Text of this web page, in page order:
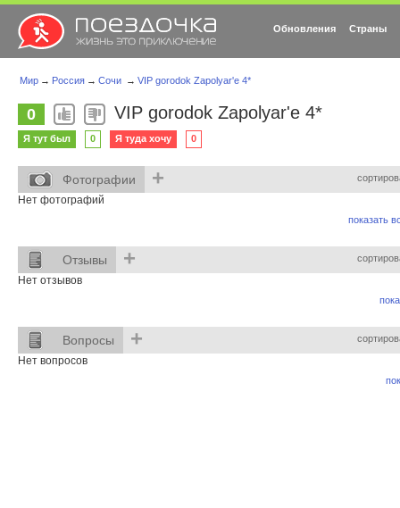
Обновления Страны
Мир → Россия → Сочи → VIP gorodok Zapolyar'e 4*
0 VIP gorodok Zapolyar'e 4*
Я тут был 0 Я туда хочу 0
Фотографии +
Нет фотографий
показать
Отзывы +
Нет отзывов
Вопросы +
Нет вопросов